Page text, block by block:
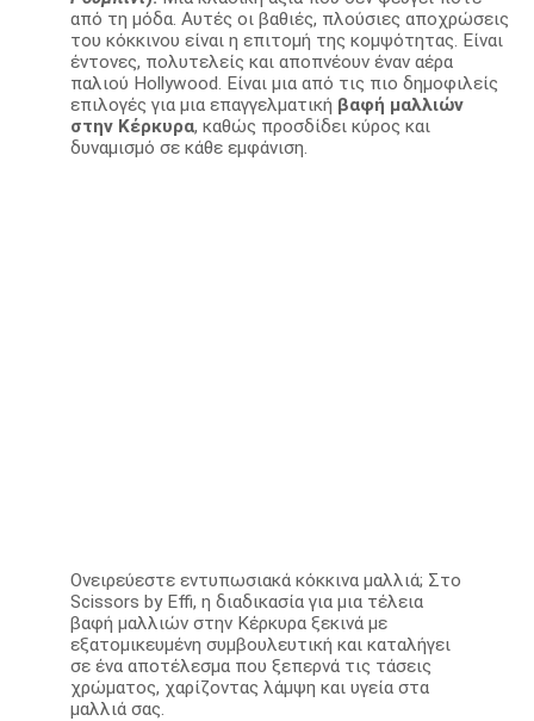
από τη μόδα. Αυτές οι βαθιές, πλούσιες αποχρώσεις
του κόκκινου είναι η επιτομή της κομψότητας. Είναι
έντονες, πολυτελείς και αποπνέουν έναν αέρα
παλιού Hollywood. Είναι μια από τις πιο δημοφιλείς
επιλογές για μια επαγγελματική βαφή μαλλιών
στην Κέρκυρα, καθώς προσδίδει κύρος και
δυναμισμό σε κάθε εμφάνιση.
Ονειρεύεστε εντυπωσιακά κόκκινα μαλλιά; Στο
Scissors by Effi, η διαδικασία για μια τέλεια
βαφή μαλλιών στην Κέρκυρα ξεκινά με
εξατομικευμένη συμβουλευτική και καταλήγει
σε ένα αποτέλεσμα που ξεπερνά τις τάσεις
χρώματος, χαρίζοντας λάμψη και υγεία στα
μαλλιά σας.